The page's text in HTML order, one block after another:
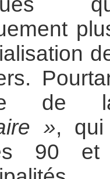
»,
90 et